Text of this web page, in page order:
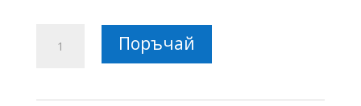
Поръчай